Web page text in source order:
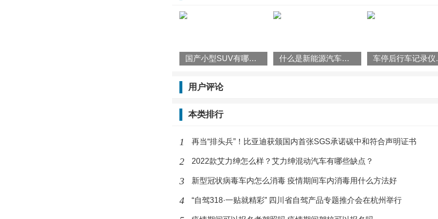
高占的内存就大，内存卡容量大能记录的时间就要更长。一般情况下，
内存卡可以记录360分钟。
定。因为一般的行车记录仪都设置了循环录影，当内存满了之后会按照
后自动覆盖早期的，并且没有被锁定的视频，如果内存卡比较小，而拍
容量的内存卡，或者调低分辨率。
了获得更长时间的保存，可以适当调低分辨率；而如果是在市区行驶的
还是要保持高分辨率，以求能拍摄得更清晰。最好的方式还是更换一张
国产小型SUV有哪些？2022款瑞虎3x怎么样？ 什么是新能源汽车？国家为什么要大力发展新能源汽车？ 车停后
用户评论
本类排行
1 再当“排头兵”！比亚迪获颁国内首张SGS承诺碳中和符合声明证书
2 2022款艾力绅怎么样？艾力绅混动汽车有哪些缺点？
3 新型冠状病毒车内怎么消毒 疫情期间车内消毒用什么方法好
4 “自驾318·一贴就精彩” 四川省自驾产品专题推介会在杭州举行